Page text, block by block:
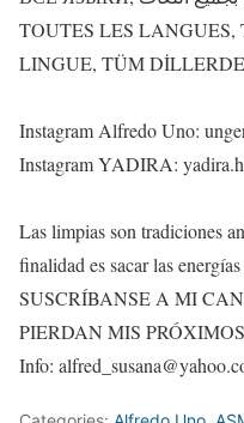
TOUTES LES
LINGUE, TÜM
Instagram Alfredo Uno:
Instagram YADIRA:
Las limpias son tradiciones
finalidad es sacar las
SUSCRÍBANSE A MI
PIERDAN MIS
Info: